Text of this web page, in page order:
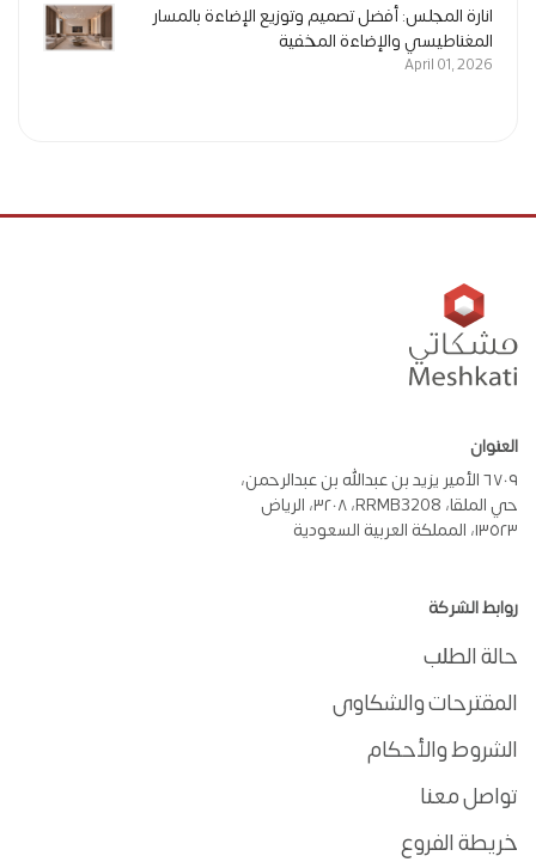
انارة المجلس: أفضل تصميم وتوزيع الإضاءة بالمسار
المغناطيسي والإضاءة المخفية
April 01, 2026
العنوان
٦٧٠٩ الأمير يزيد بن عبدالله بن عبدالرحمن،
حي الملقا، RRMB3208، ٣٢٠٨، الرياض
١٣٥٢٣، المملكة العربية السعودية
روابط الشركة
حالة الطلب
المقترحات والشكاوى
الشروط والأحكام
تواصل معنا
خريطة الفروع